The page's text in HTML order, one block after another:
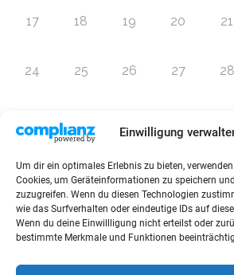
Einwilligung
Um dir ein optimales Erlebnis zu bieten,
Cookies, um Geräteinformationen zu speichern
zuzugreifen. Wenn du diesen Technologien
wie das Surfverhalten oder eindeutige IDs auf
Wenn du deine Einwillligung nicht erteilst oder
bestimmte Merkmale und Funktionen
17 18 19 20 21
24 25 26 27 28
Zur Eventübersicht